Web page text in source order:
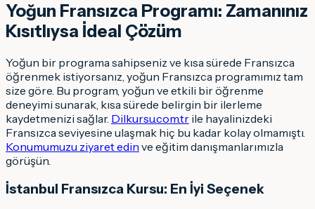
Yoğun Fransızca Programı: Zamanınız
Kısıtlıysa İdeal Çözüm
Yoğun bir programa sahipseniz ve kısa sürede Fransızca
öğrenmek istiyorsanız, yoğun Fransızca programımız tam
size göre. Bu program, yoğun ve etkili bir öğrenme
deneyimi sunarak, kısa sürede belirgin bir ilerleme
kaydetmenizi sağlar. Dilkursu.com.tr ile hayalinizdeki
Fransızca seviyesine ulaşmak hiç bu kadar kolay olmamıştı.
Konumumuzu ziyaret edin ve eğitim danışmanlarımızla
görüşün.
İstanbul Fransızca Kursu: En İyi Seçenek